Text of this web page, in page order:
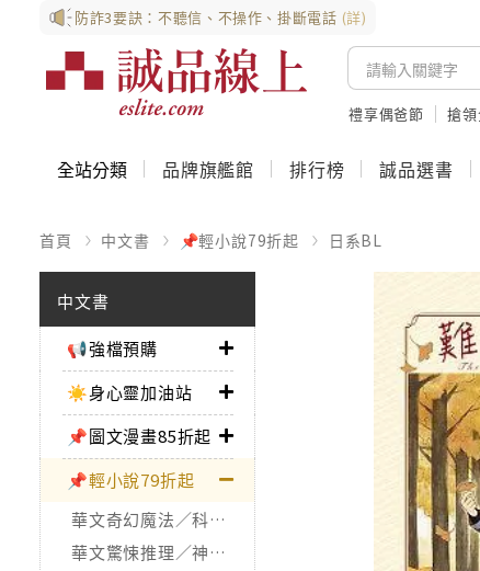
防詐3要訣：不聽信、不操作、掛斷電話 (詳)
禮享偶爸節 搶
全站分類 品牌旗艦館 排行榜 誠品選書
首頁 中文書 📌輕小說79折起 日系BL
中文書
📢強檔預購
☀️身心靈加油站
📌圖文漫畫85折起
📌輕小說79折起
華文奇幻魔法／科幻冒險
華文驚悚推理／神怪靈異